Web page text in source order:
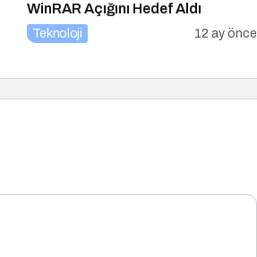
WinRAR Açığını Hedef Aldı
Teknoloji 12 ay önce